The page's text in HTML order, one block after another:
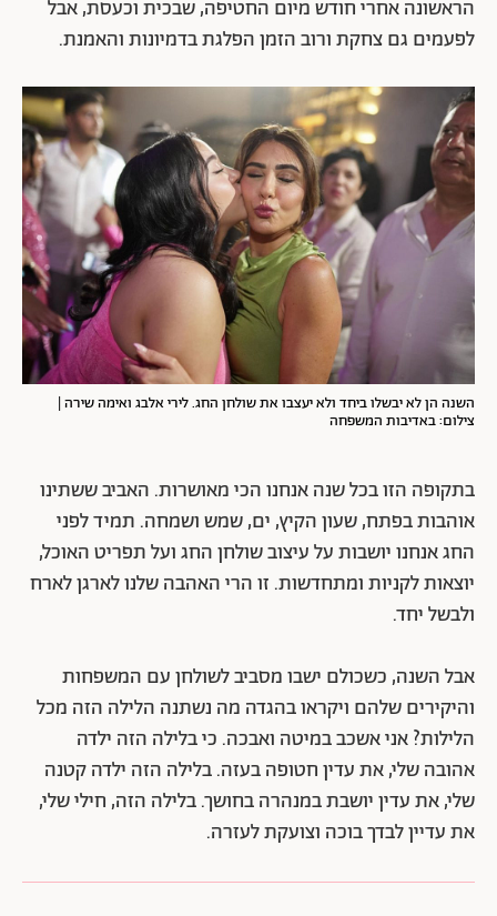
הראשונה אחרי חודש מיום החטיפה, שבכית וכעסת, אבל
לפעמים גם צחקת ורוב הזמן הפלגת בדמיונות והאמנת.
השנה הן לא יבשלו ביחד ולא יעצבו את שולחן החג. לירי אלבג ואימה שירה |
צילום: באדיבות המשפחה
בתקופה הזו בכל שנה אנחנו הכי מאושרות. האביב ששתינו
אוהבות בפתח, שעון הקיץ, ים, שמש ושמחה. תמיד לפני
החג אנחנו יושבות על עיצוב שולחן החג ועל תפריט האוכל,
יוצאות לקניות ומתחדשות. זו הרי האהבה שלנו לארגן לארח
ולבשל יחד.
אבל השנה, כשכולם ישבו מסביב לשולחן עם המשפחות
והיקירים שלהם ויקראו בהגדה מה נשתנה הלילה הזה מכל
הלילות? אני אשכב במיטה ואבכה. כי בלילה הזה ילדה
אהובה שלי, את עדין חטופה בעזה. בלילה הזה ילדה קטנה
שלי, את עדין יושבת במנהרה בחושך. בלילה הזה, חילי שלי,
את עדיין לבדך בוכה וצועקת לעזרה.